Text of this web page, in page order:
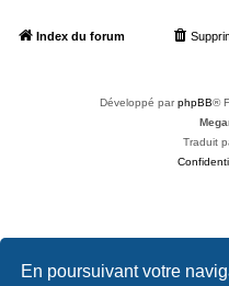
En poursuivant votre
Index du forum
Développé parphpBB®
Traduit